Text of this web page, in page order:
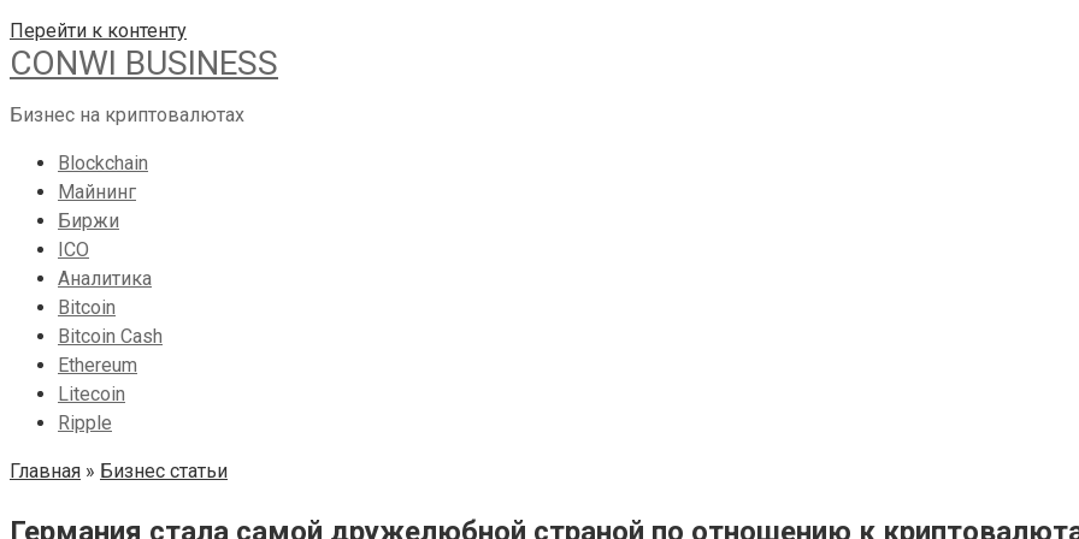
Перейти к контенту
CONWI BUSINESS
Бизнес на криптовалютах
Blockchain
Майнинг
Биржи
ICO
Аналитика
Bitcoin
Bitcoin Cash
Ethereum
Litecoin
Ripple
Главная » Бизнес статьи
Германия стала самой дружелюбной страной по отношению к